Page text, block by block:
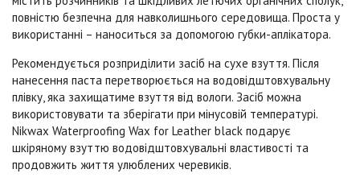
повністю безпечна для навколишнього середовища. Проста у
використанні – наноситься за допомогою губки-аплікатора.
Рекомендується розприділити засіб на сухе взуття. Після
нанесення паста перетворюється на водовідштовхувальну
плівку, яка захищатиме взуття від вологи. Засіб можна
використовувати та зберігати при мінусовій температурі.
Nikwax Waterproofing Wax for Leather black подарує
шкіряному взуттю водовідштовхувальні властивості та
продовжить життя улюблених черевиків.